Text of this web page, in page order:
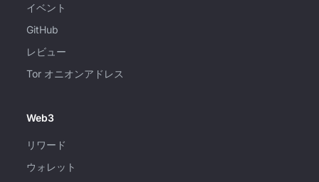
イベント
GitHub
レビュー
Tor オニオンアドレス
Web3
リワード
ウォレット